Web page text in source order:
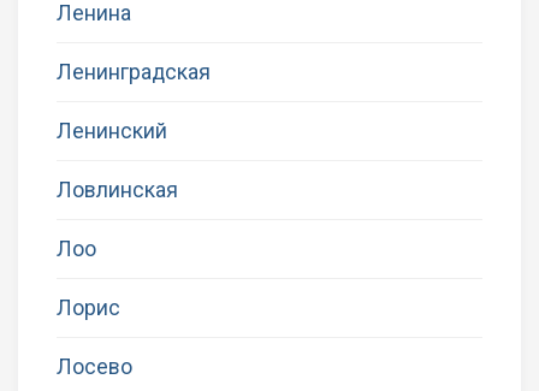
Ленина
Ленинградская
Ленинский
Ловлинская
Лоо
Лорис
Лосево